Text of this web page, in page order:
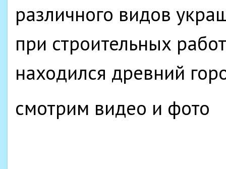
различного видов
при строительных
находился древний
смотрим видео и фото